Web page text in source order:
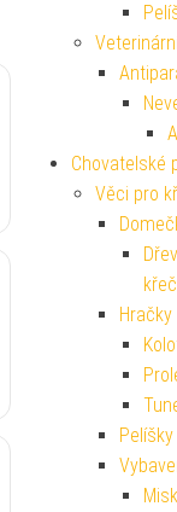
Chovatelské
Věci pro